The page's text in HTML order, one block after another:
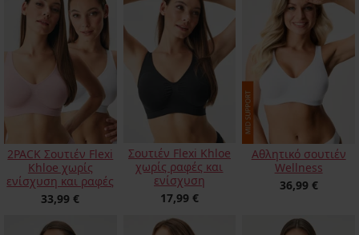
2PACK Σουτιέν Flexi
Khloe χωρίς
ενίσχυση και ραφές
33,99 €
Σουτιέν Flexi Khloe
χωρίς ραφές και
ενίσχυση
17,99 €
Αθλητικό σουτιέν
Wellness
36,99 €